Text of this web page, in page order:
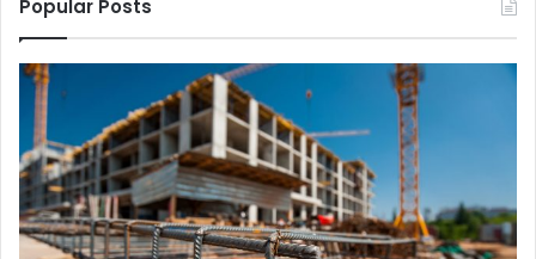
Popular Posts